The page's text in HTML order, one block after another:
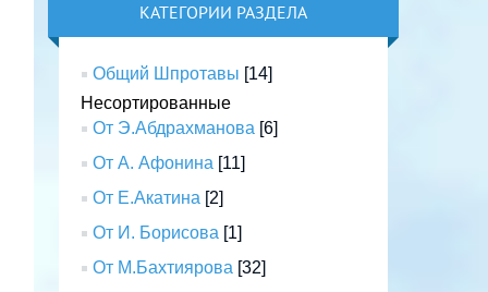
КАТЕГОРИИ РАЗДЕЛА
Общий Шпротавы [14]
Несортированные
От Э.Абдрахманова [6]
От А. Афонина [11]
От Е.Акатина [2]
От И. Борисова [1]
От М.Бахтиярова [32]